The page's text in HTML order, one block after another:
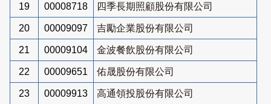
19 00008718 四季長期照顧股份有限公司
20 00009097 吉勵企業股份有限公司
21 00009104 金波餐飲股份有限公司
22 00009651 佑晟股份有限公司
23 00009913 高通領投股份有限公司